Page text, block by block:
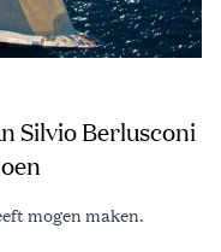
Silvio Berlusconi
mogen maken.